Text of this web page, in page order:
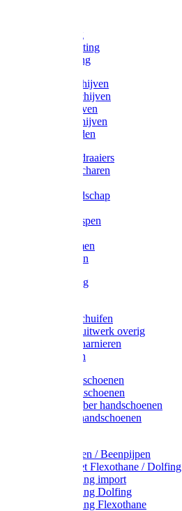
Voetketting
Scheepsketting
Victorketting
Afbraamschijven
Doorslijpschijven
Lamelschijven
Diamantschijven
Laselektroden
Schroevendraaiers
Tangen / Scharen
Meetgereedschap
Vijlen / Raspen
Lijmklemmen
Waterpassen
Bouwbeslag
Grendels/schuifen
Hang en sluitwerk overig
Hengen/scharnieren
Scharnieren
Latex handschoenen
Leren handschoenen
PVC / Rubber handschoenen
Katoenen handschoenen
Plukmouwen / Beenpijpen
Reparatieset Flexothane / Dolfing
Regenkleding import
Regenkleding Dolfing
Regenkleding Flexothane